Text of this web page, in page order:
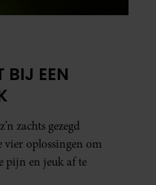
BIJ EEN
zachts gezegd
oplossingen om
pijn en jeuk af te